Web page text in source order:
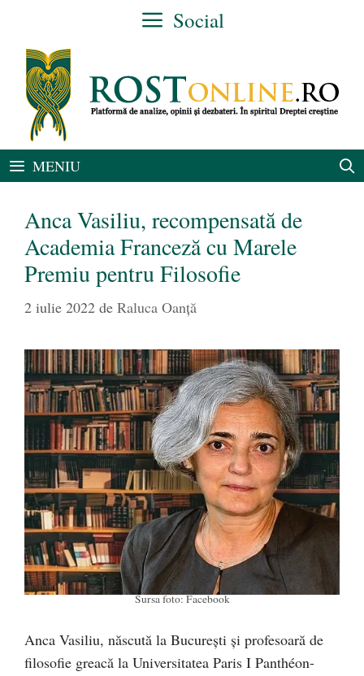
conținut
Social
MENIU
Anca Vasiliu, recompensată de
Academia Franceză cu Marele
Premiu pentru Filosofie
2 iulie 2022 de Raluca Oanță
Sursa foto: Facebook
Anca Vasiliu, născută la Bucureşti şi profesoară de
filosofie greacă la Universitatea Paris I Panthéon-